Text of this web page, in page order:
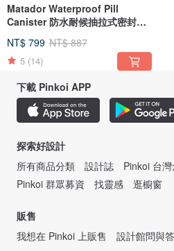
Matador Waterproof Pill
Canister 防水耐候抽拉式密封隨
NT$ 799 NT$ 887
5 (14)
下載 Pinkoi APP
探索好設計
所有商品分類
設計誌 Pinkoi 台
Pinkoi 群眾募資
找靈感 逛櫥窗
販售
我想在 Pinkoi 上販售
設計館問與答